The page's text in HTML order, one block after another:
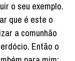
o seu exemplo.
que é este o
a comunhão
Então o